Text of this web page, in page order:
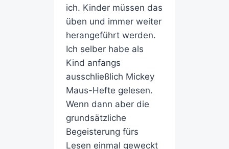
ich. Kinder müssen das
üben und immer weiter
herangeführt werden.
Ich selber habe als
Kind anfangs
ausschließlich Mickey
Maus-Hefte gelesen.
Wenn dann aber die
grundsätzliche
Begeisterung fürs
Lesen einmal geweckt